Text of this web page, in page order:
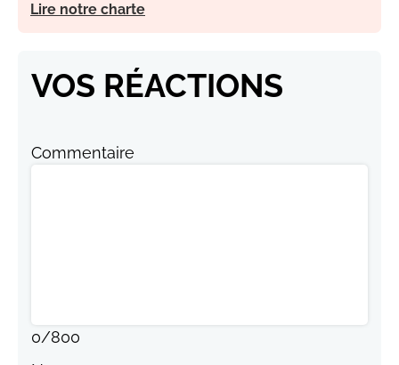
Lire notre charte
VOS RÉACTIONS
Commentaire
0/800